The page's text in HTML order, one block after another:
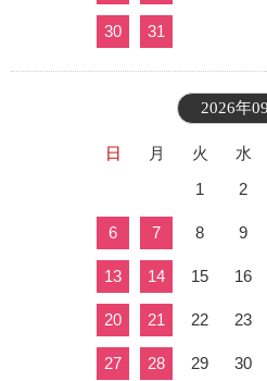
30 31
2026年
日 月 火 水
1
2
6 7 8 9
13 14 15 16
20 21 22 23
27 28 29 30